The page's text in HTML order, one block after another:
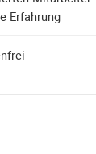
Erfahrung